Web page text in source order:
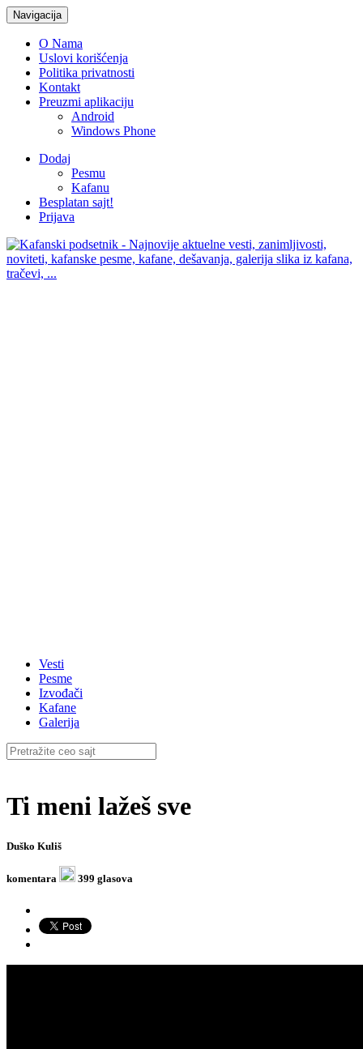
Navigacija
O Nama
Uslovi korišćenja
Politika privatnosti
Kontakt
Preuzmi aplikaciju
Android
Windows Phone
Dodaj
Pesmu
Kafanu
Besplatan sajt!
Prijava
Vesti
Pesme
Izvođači
Kafane
Galerija
Ti meni lažeš sve
Duško Kuliš
komentara 399 glasova